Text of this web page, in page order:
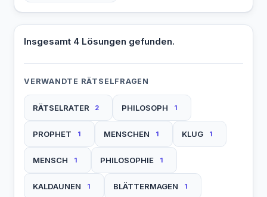
Insgesamt 4 Lösungen gefunden.
VERWANDTE RÄTSELFRAGEN
RÄTSELRATER 2 PHILOSOPH 1
PROPHET 1 MENSCHEN 1 KLUG 1
MENSCH 1 PHILOSOPHIE 1
KALDAUNEN 1 BLÄTTERMAGEN 1